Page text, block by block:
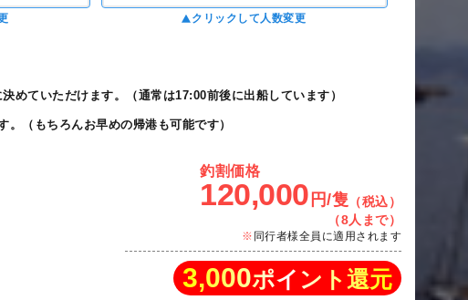
クリックして人数変更
めていただけます。（通常は17:00前後に出船しています）
。（もちろんお早めの帰港も可能です）
釣割価格
120,000 円/隻 （税込）
（8人まで）
同行者様全員に適用されます
3,000ポイント還元